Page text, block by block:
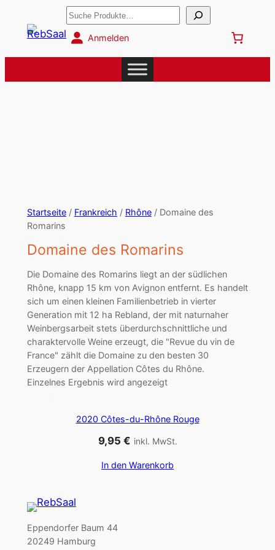
Suchen
Anmelden
Startseite/ Frankreich / Rhône/ Domaine des
Romarins
Domaine des Romarins
Die Domaine des Romarins liegt an der südlichen
Rhône, knapp 15 km von Avignon entfernt. Es handelt
sich um einen kleinen Familienbetrieb in vierter
Generation mit 12 ha Rebland, der mit naturnaher
Weinbergsarbeit stets überdurchschnittliche und
charaktervolle Weine erzeugt, die "Revue du vin de
France" zählt die Domaine zu den besten 30
Erzeugern der Appellation Côtes du Rhône.
Einzelnes Ergebnis wird angezeigt
2020 Côtes-du-Rhône Rouge
9,95 € inkl. MwSt.
In den Warenkorb
Eppendorfer Baum 44
20249 Hamburg